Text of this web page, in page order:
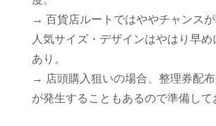
→ 百貨店ルートではややチャンスが
人気サイズ・デザインはやはり早
あり。
→ 店頭購入狙いの場合、整理券配
が発生することもあるので準備して